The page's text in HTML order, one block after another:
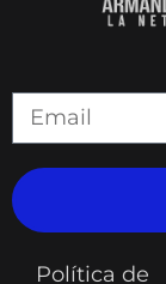
Política de